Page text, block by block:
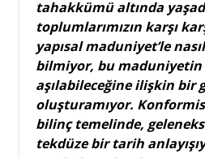
tahakkümü altında
toplumlarımızın karşı
yapısal maduniyet’le
bilmiyor, bu maduniyetin
aşılabileceğine ilişkin bir
oluşturamıyor.
bilinç temelinde,
tekdüze bir tarih